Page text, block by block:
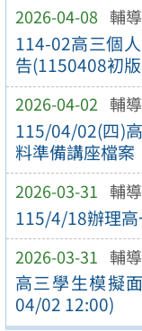
2026-04-08 輔
114-02高三個
告(1150408初
2026-04-02 輔
115/04/02(四)
料準備講座檔案
2026-03-31 輔
115/4/18辦理
2026-03-31 輔
高三學生模擬
04/02 12:00)